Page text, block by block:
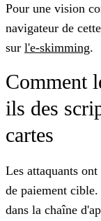
Pour une vision
navigateur de
sur l'e-skimming.
Comment
ils des
cartes
Les attaquants
de paiement
dans la chaîne